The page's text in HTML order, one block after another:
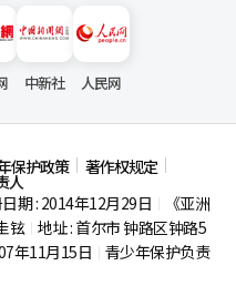
中新社 人民网
保护政策 著作权规定
人
期 : 2014年12月29日
《亚洲
铉 地址 : 首尔市钟路区钟路5
年11月15日
青少年保护负责